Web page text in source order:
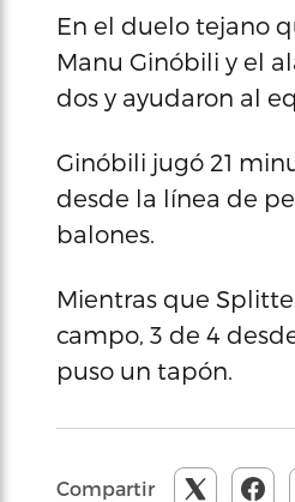
En el duelo tejano
Manu Ginóbili y el
dos y ayudaron al
Ginóbili jugó 21
desde la línea de
balones.
Mientras que
campo, 3 de 4
puso un tapón.
Compartir